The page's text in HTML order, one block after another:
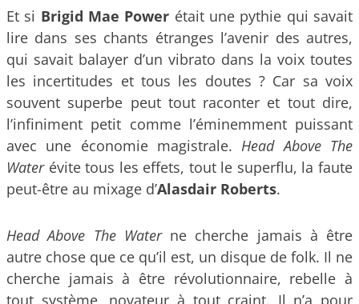
Et si Brigid Mae Power était une pythie qui savait
lire dans ses chants étranges l’avenir des autres,
qui savait balayer d’un vibrato dans la voix toutes
les incertitudes et tous les doutes ? Car sa voix
souvent superbe peut tout raconter et tout dire,
l’infiniment petit comme l’éminemment puissant
avec une économie magistrale. Head Above The
Waterévite tous les effets, tout le superflu, la faute
peut-être au mixage d’Alasdair Roberts.
Head Above The Waterne cherche jamais à être
autre chose que ce qu’il est, un disque de folk. Il ne
cherche jamais à être révolutionnaire, rebelle à
tout système, novateur à tout craint. Il n’a pour